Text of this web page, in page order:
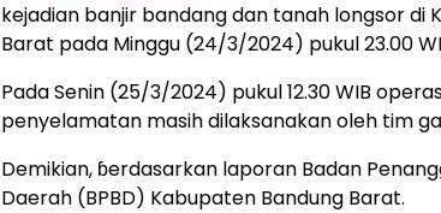
kejadian banjir bandang dan tanah longsor di
Barat pada Minggu (24/3/2024) pukul 23.00
Pada Senin (25/3/2024) pukul 12.30 WIB
penyelamatan masih dilaksanakan oleh tim
Demikian, ɓerdasarkan laporan Badan
Daerah (BPBD) Kabupaten Bandung Barat.